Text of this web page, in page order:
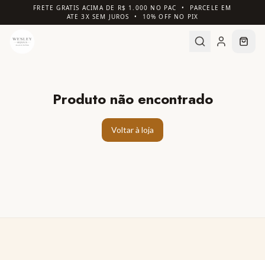
FRETE GRATIS ACIMA DE R$ 1.000 NO PAC • PARCELE EM
ATE 3X SEM JUROS • 10% OFF NO PIX
Produto não encontrado
Voltar à loja